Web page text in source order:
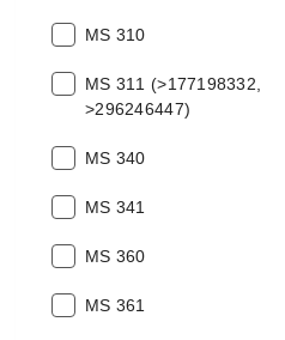
pilarek:
Pasujące
pilarek:
MS 310
Pasujące
modele
MS 311 (>177198332,
>296246447)
Pasujące
pilarek:
MS 340
Pasujące
pilarek:
MS 341
Pasujące
pilarek:
MS 360
Pasujące
MS 361